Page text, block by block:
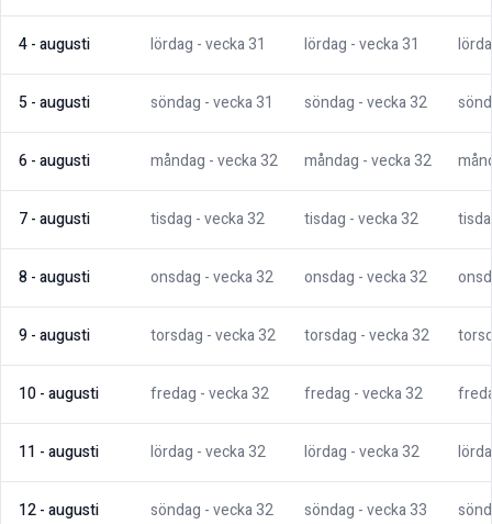
4-augusti lördag - vecka31 lördag - vecka31
5-augusti söndag - vecka31 söndag - vecka32
6-augusti måndag - vecka32 måndag - vecka32
7-augusti tisdag - vecka32 tisdag - vecka32
8-augusti onsdag - vecka32 onsdag - vecka32
9-augusti torsdag - vecka32 torsdag - vecka32
10-augusti fredag - vecka32 fredag - vecka32
11 -augusti lördag - vecka32 lördag - vecka32
12-augusti söndag - vecka32 söndag - vecka33